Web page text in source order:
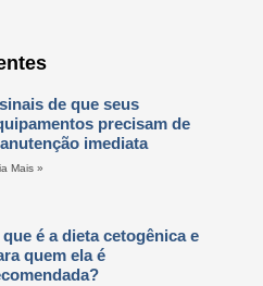
de que seus
precisam de
imediata
Mais »
que é a dieta cetogênica e
quem ela é